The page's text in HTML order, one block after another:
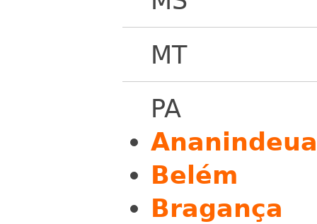
MT
PA
Ananindeua
Belém
Bragança